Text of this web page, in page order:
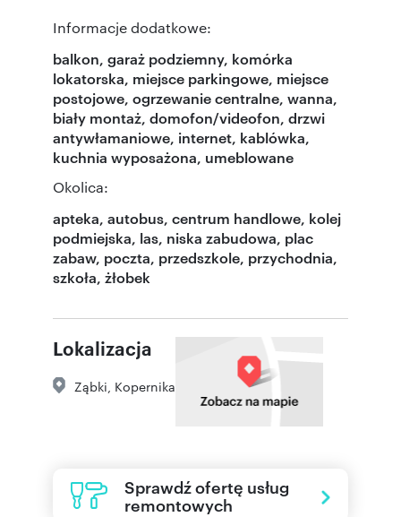
Informacje dodatkowe:
balkon, garaż podziemny, komórka
lokatorska, miejsce parkingowe, miejsce
postojowe, ogrzewanie centralne, wanna,
biały montaż, domofon/videofon, drzwi
antywłamaniowe, internet, kablówka,
kuchnia wyposażona, umeblowane
Okolica:
apteka, autobus, centrum handlowe, kolej
podmiejska, las, niska zabudowa, plac
zabaw, poczta, przedszkole, przychodnia,
szkoła, żłobek
Lokalizacja
Ząbki Kopernika
Sprawdź ofertę usług
remontowych